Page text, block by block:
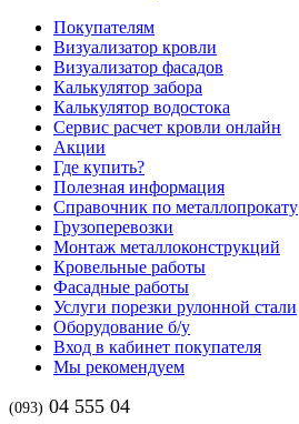
Покупателям
Визуализатор кровли
Визуализатор фасадов
Калькулятор забора
Калькулятор водостока
Сервис расчет кровли онлайн
Акции
Где купить?
Полезная информация
Справочник по металлопрокату
Грузоперевозки
Монтаж металлоконструкций
Кровельные работы
Фасадные работы
Услуги порезки рулонной стали
Оборудование б/у
Вход в кабинет покупателя
Мы рекомендуем
(093) 04 555 04